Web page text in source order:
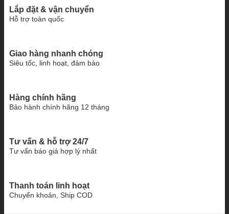
Lắp đặt & vận chuyển
Hỗ trợ toàn quốc
Giao hàng nhanh chóng
Siêu tốc, linh hoạt, đảm bảo
Hàng chính hãng
Bảo hành chính hãng 12 tháng
Tư vấn & hỗ trợ 24/7
Tư vấn báo giá hợp lý nhất
Thanh toán linh hoạt
Chuyển khoản, Ship COD